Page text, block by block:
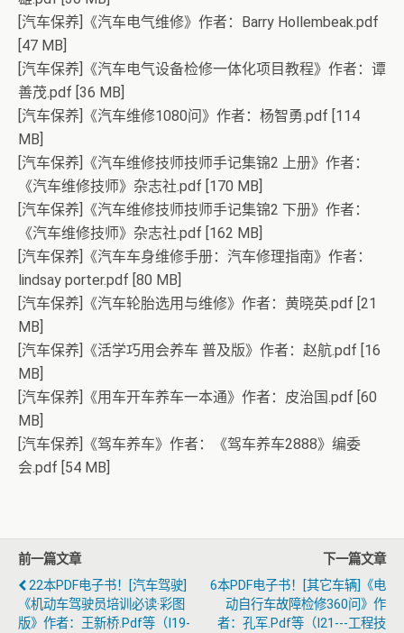
[汽车保养]《汽车电气维修》作者：Barry Hollembeak.pdf
[47 MB]
[汽车保养]《汽车电气设备检修一体化项目教程》作者：谭
善茂.pdf [36 MB]
[汽车保养]《汽车维修1080问》作者：杨智勇.pdf [114
MB]
[汽车保养]《汽车维修技师技师手记集锦2 上册》作者：
《汽车维修技师》杂志社.pdf [170 MB]
[汽车保养]《汽车维修技师技师手记集锦2 下册》作者：
《汽车维修技师》杂志社.pdf [162 MB]
[汽车保养]《汽车车身维修手册：汽车修理指南》作者：
lindsay porter.pdf [80 MB]
[汽车保养]《汽车轮胎选用与维修》作者：黄晓英.pdf [21
MB]
[汽车保养]《活学巧用会养车 普及版》作者：赵航.pdf [16
MB]
[汽车保养]《用车开车养车一本通》作者：皮治国.pdf [60
MB]
[汽车保养]《驾车养车》作者：《驾车养车2888》编委
会.pdf [54 MB]
前一篇文章
22本PDF电子书！[汽车驾驶]
《机动车驾驶员培训必读·彩图
版》作者：王新桥.pdf等（I19-
下一篇文章
6本PDF电子书！[其它车辆]《电
动自行车故障检修360问》作
者：孔军.pdf等（I21---工程技